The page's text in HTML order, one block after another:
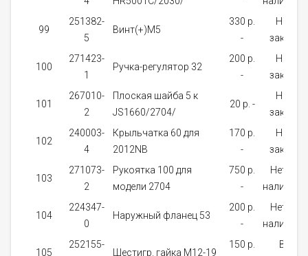
99
251382-
5
Винт(+)M5
330 p.
-
На
заказ
100
271423-
1
Ручка-регулятор 32
200 p.
-
На
заказ
101
267010-
2
Плоская шайба 5 к
JS1660/2704/
20 p. -
На
заказ
102
240003-
4
Крыльчатка 60 для
2012NB
170 p.
-
На
заказ
103
271073-
2
Рукоятка 100 для
модели 2704
750 p.
-
Нет в
наличии
104
224347-
0
Наружный фланец 53
200 p.
-
Нет в
наличии
105
252155-
Шестигр. гайка M12-19
150 p.
В